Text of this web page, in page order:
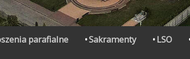
parafialne Sakramenty LSO